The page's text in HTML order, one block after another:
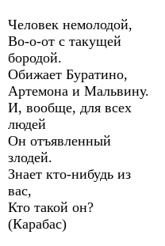
Человек немолодой,
Во-о-от с такущей
бородой.
Обижает Буратино,
Артемона и Мальвину.
И, вообще, для всех
людей
Он отъявленный
злодей.
Знает кто-нибудь из
вас,
Кто такой он?
(Карабас)